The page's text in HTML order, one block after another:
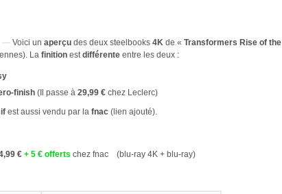
— Voici un aperçu des deux steelbooks 4K de « Transformers Rise of the
La finition estdifférente entre les deux :
finish (Il passe à 29,99 € chez Leclerc)
est aussi vendu par la fnac (lien ajouté).
€ + 5 € offerts chez fnac (blu-ray 4K + blu-ray)